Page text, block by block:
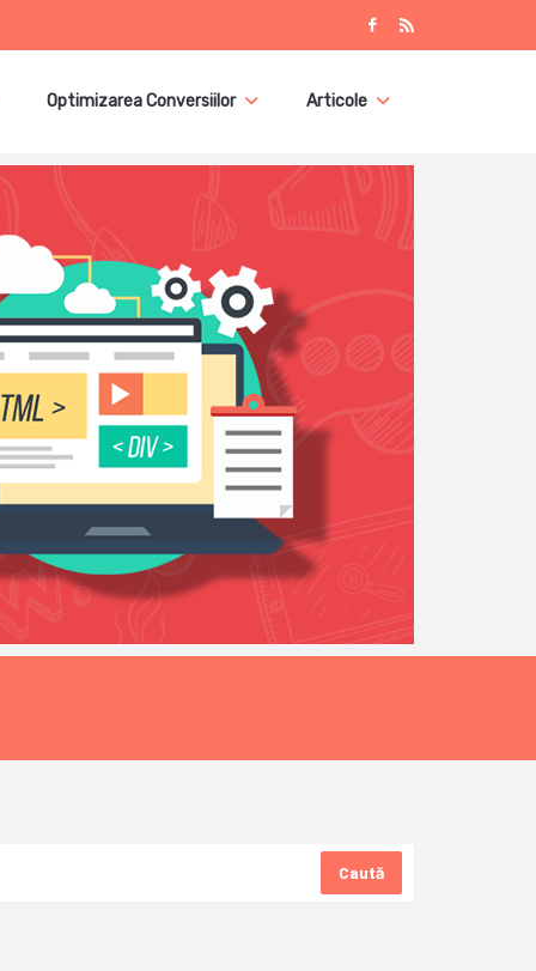
Optimizarea Conversiilor Articole
Caută